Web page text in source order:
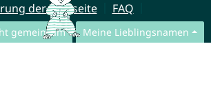
gemeinsam Meine Lieblingsnamen
der Webseite
FAQ
Impressum